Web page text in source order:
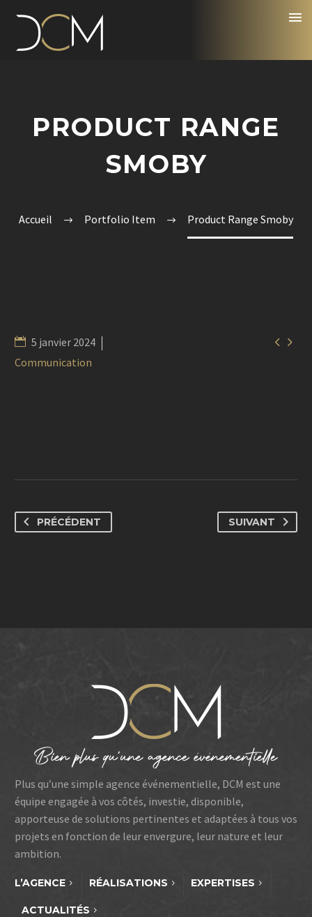
PRODUCT RANGE
SMOBY
Accueil Portfolio Item Product Range Smoby
 
5 janvier 2024
Communication
PRÉCÉDENT SUIVANT
Plus qu’une simple agence événementielle, DCM est une
équipe engagée à vos côtés, investie, disponible,
apporteuse de solutions pertinentes et adaptées à tous vos
projets en fonction de leur envergure, leur nature et leur
ambition.
L’AGENCE RÉALISATIONS EXPERTISES
ACTUALITÉS